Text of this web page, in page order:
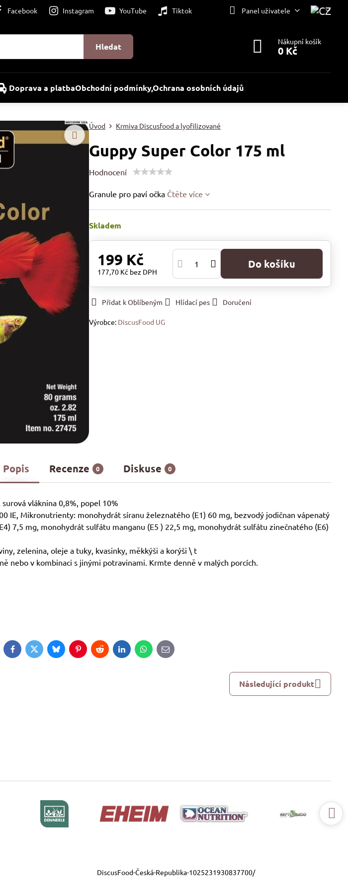
Facebook Instagram YouTube Tiktok Panel uživatele
Hledat Nákupní košík
0 Kč
Doprava a platbaObchodní podmínky,Ochrana osobních údajů
Úvod Krmiva Discusfood a lyofilizované
Guppy Super Color 175 ml
Hodnocení
Granule pro paví očka Čtěte více
Skladem
199 Kč
177,70 Kč bez DPH
Do košíku
Přidat k Oblíbeným Hlídací pes Doručení
Výrobce: DiscusFood UG
Popis Recenze 0 Diskuse 0
vláknina 0,8%, popel 10%
IE, Mikronutrienty: monohydrát síranu železnatého (E1) 60 mg, bezvodý jodičnan vápenatý
7,5 mg, monohydrát sulfátu manganu (E5 ) 22,5 mg, monohydrát sulfátu zinečnatého (E6)
zelenina, oleje a tuky, kvasinky, měkkýši a korýši \ t
nebo v kombinaci s jinými potravinami. Krmte denně v malých porcích.
FacebookTwitterBlueskyPinterestRedditLinkedInWhatsApp
E-
mail
Následující produkt
DiscusFood-Česká-Republika-1025231930837700/